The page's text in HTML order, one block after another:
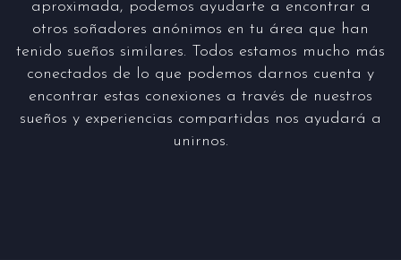
aproximada, podemos ayudarte a encontrar a
otros soñadores anónimos en tu área que han
tenido sueños similares. Todos estamos mucho más
conectados de lo que podemos darnos cuenta y
encontrar estas conexiones a través de nuestros
sueños y experiencias compartidas nos ayudará a
unirnos.